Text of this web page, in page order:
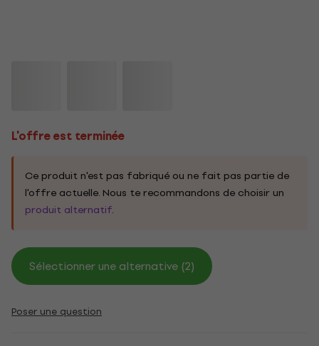
L'offre est terminée
Ce produit n'est pas fabriqué ou ne fait pas partie de
l'offre actuelle. Nous te recommandons de choisir un
produit alternatif.
Sélectionner une alternative (2)
Poser une question